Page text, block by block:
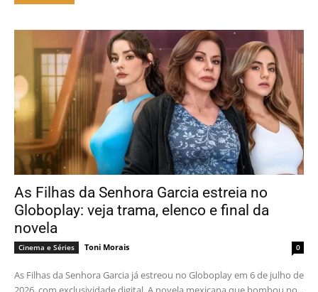
As Filhas da Senhora Garcia estreia no
Globoplay: veja trama, elenco e final da
novela
Cinema e Séries Toni Morais 0
As Filhas da Senhora Garcia já estreou no Globoplay em 6 de julho de